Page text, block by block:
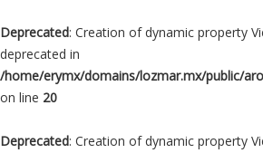
Deprecated: Creation of dynamic property
deprecated in
/home/erymx/domains/lozmar.mx/public/
on line 20
Deprecated: Creation of dynamic property